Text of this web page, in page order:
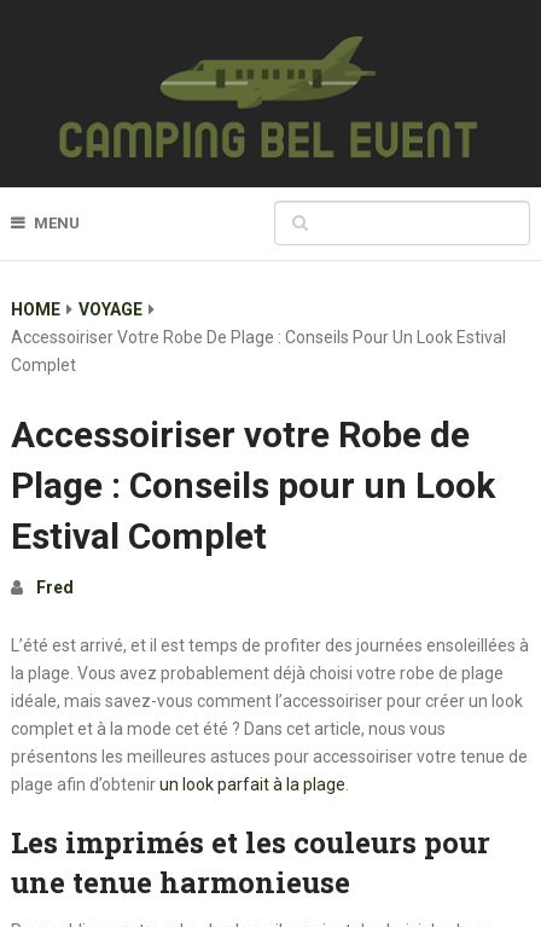
MENU
HOME
VOYAGE
Accessoiriser Votre Robe De Plage : Conseils Pour Un Look Estival
Complet
Accessoiriser votre Robe de
Plage : Conseils pour un Look
Estival Complet
Fred
L’été est arrivé, et il est temps de profiter des journées ensoleillées à
la plage. Vous avez probablement déjà choisi votre robe de plage
idéale, mais savez-vous comment l’accessoiriser pour créer un look
complet et à la mode cet été ? Dans cet article, nous vous
présentons les meilleures astuces pour accessoiriser votre tenue de
plage afin d’obtenirun look parfait à la plage
Les imprimés et les couleurs pour
une tenue harmonieuse